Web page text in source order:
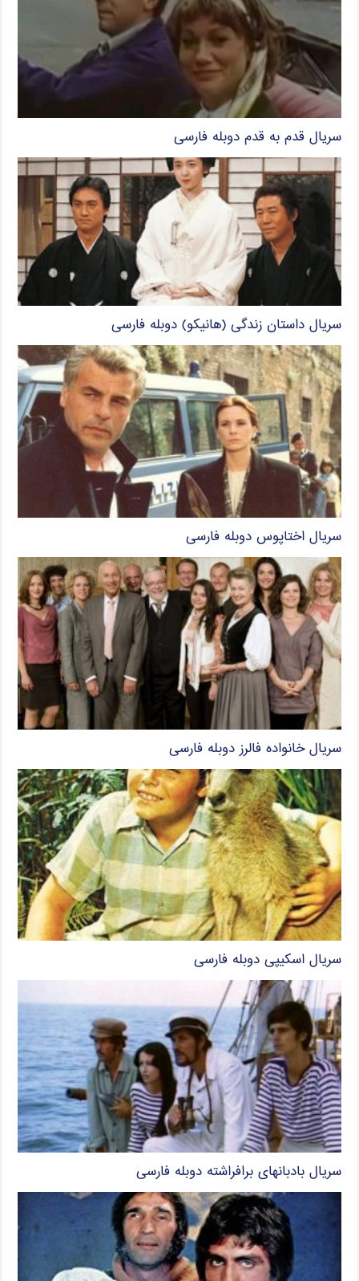
سریال قدم به قدم دوبله فارسی
سریال داستان زندگی (هانیکو) دوبله فارسی
سریال اختاپوس دوبله فارسی
سریال خانواده فالرز دوبله فارسی
سریال اسکیپی دوبله فارسی
سریال بادبانهای برافراشته دوبله فارسی